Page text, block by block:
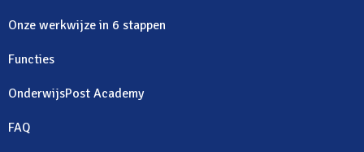
Onze werkwijze in 6 stappen
Functies
OnderwijsPost Academy
FAQ